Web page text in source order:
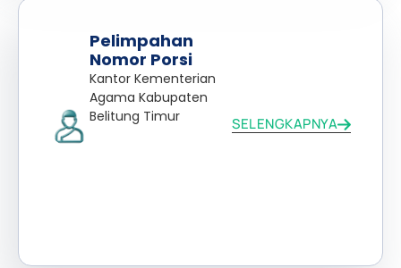
Pelimpahan
Nomor Porsi
Kantor Kementerian
Agama Kabupaten
Belitung Timur
SELENGKAPNYA